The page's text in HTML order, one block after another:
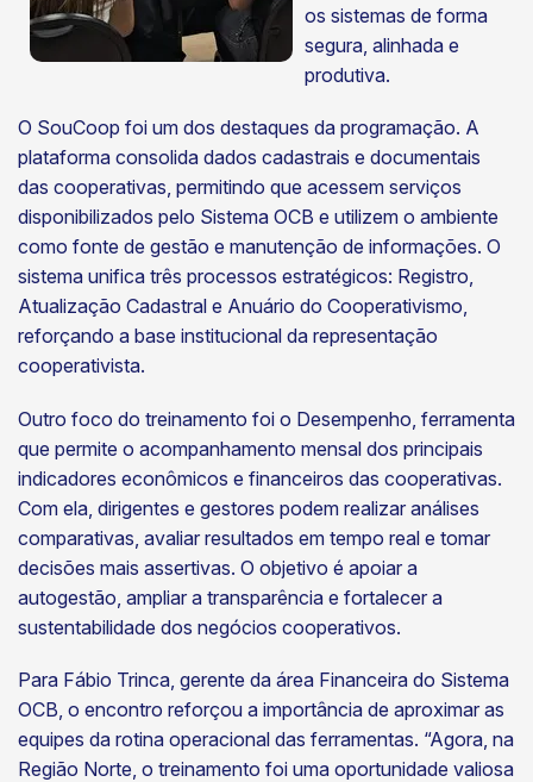
os sistemas de forma
segura, alinhada e
produtiva.
O SouCoop foi um dos destaques da programação. A
plataforma consolida dados cadastrais e documentais
das cooperativas, permitindo que acessem serviços
disponibilizados pelo Sistema OCB e utilizem o ambiente
como fonte de gestão e manutenção de informações. O
sistema unifica três processos estratégicos: Registro,
Atualização Cadastral e Anuário do Cooperativismo,
reforçando a base institucional da representação
cooperativista.
Outro foco do treinamento foi o Desempenho, ferramenta
que permite o acompanhamento mensal dos principais
indicadores econômicos e financeiros das cooperativas.
Com ela, dirigentes e gestores podem realizar análises
comparativas, avaliar resultados em tempo real e tomar
decisões mais assertivas. O objetivo é apoiar a
autogestão, ampliar a transparência e fortalecer a
sustentabilidade dos negócios cooperativos.
Para Fábio Trinca, gerente da área Financeira do Sistema
OCB, o encontro reforçou a importância de aproximar as
equipes da rotina operacional das ferramentas. “Agora, na
Região Norte, o treinamento foi uma oportunidade valiosa